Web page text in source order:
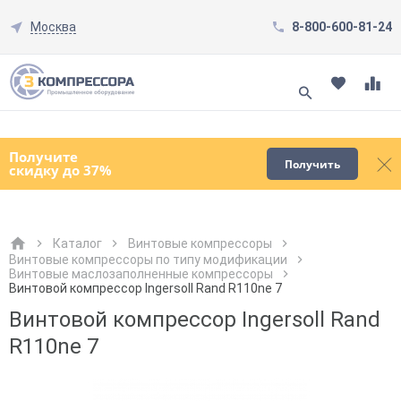
Москва 8-800-600-81-24
Получите
скидку до 37% Получить
Смотреть все товары
Каталог
Винтовые компрессоры
Винтовые компрессоры по типу модификации
Винтовые маслозаполненные компрессоры
Винтовой компрессор Ingersoll Rand R110ne 7
Винтовой компрессор Ingersoll Rand
R110ne 7
Как к Вам обращаться?
Телефон
Как к Вам обращаться?
Телефон
Город доставки
Как к Вам обращаться?
Как к Вам обращаться?
Телефон